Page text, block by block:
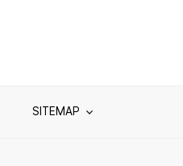
SITEMAP